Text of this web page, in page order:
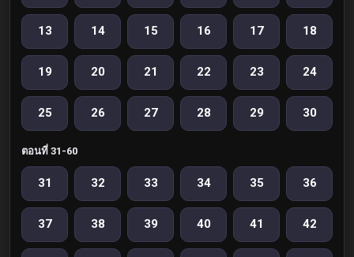
13 14 15 16 17 18
19 20 21 22 23 24
25 26 27 28 29 30
ตอนที่ 31-60
31 32 33 34 35 36
37 38 39 40 41 42